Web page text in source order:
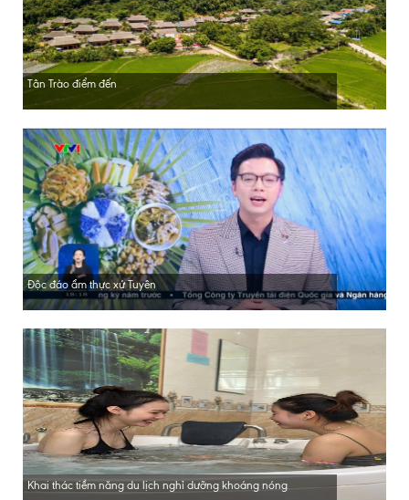
Tân Trào điểm đến
Độc đáo ẩm thực xứ Tuyên
Khai thác tiềm năng du lịch nghỉ dưỡng khoáng nóng